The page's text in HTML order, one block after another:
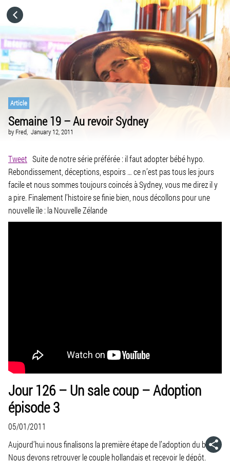
Article
Semaine 19 – Au revoir Sydney
by Fred, January 12, 2011
Tweet Suite de notre série préférée : il faut adopter bébé hypo.
Rebondissement, déceptions, espoirs … ce n’est pas tous les jours
facile et nous sommes toujours coincés à Sydney, vous me direz il y
a pire. Finalement l’histoire se finie bien, nous décollons pour une
nouvelle île : la Nouvelle Zélande
Jour 126 – Un sale coup – Adoption
épisode 3
05/01/2011
Aujourd’hui nous finalisons la première étape de l’adoption du bébé.
Nous devons retrouver le couple hollandais et recevoir le dépôt.
HOME
CATEGORIES
GO TO
VISIT WEBSITE